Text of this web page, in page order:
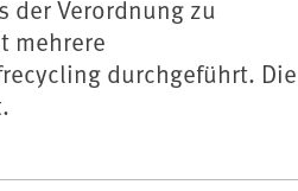
der Verordnung zu
mehrere
durchgeführt. Die